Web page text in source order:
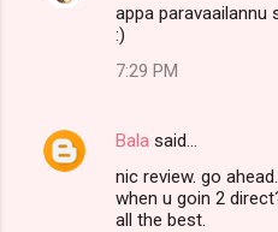
appa paravaailannu
:)
7:29 PM
Bala said…
nic review. go
when u goin 2
all the best.